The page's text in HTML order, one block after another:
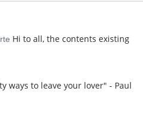
Hi to all, the contents existing
ways to leave your lover" - Paul